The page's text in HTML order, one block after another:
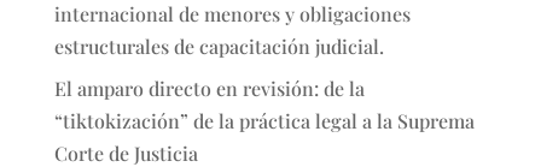
internacional de menores y obligaciones
estructurales de capacitación judicial.
El amparo directo en revisión: de la
“tiktokización” de la práctica legal a la Suprema
Corte de Justicia